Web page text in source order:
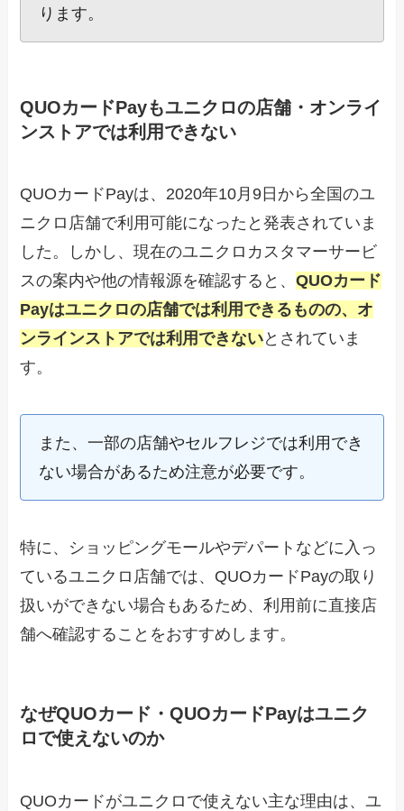
ります。
QUOカードPayもユニクロの店舗・オンライ
ンストアでは利用できない
QUOカードPayは、2020年10月9日から全国のユ
ニクロ店舗で利用可能になったと発表されていま
した。しかし、現在のユニクロカスタマーサービ
スの案内や他の情報源を確認すると、QUOカード
Payはユニクロの店舗では利用できるものの、オ
ンラインストアでは利用できないとされていま
す。
また、一部の店舗やセルフレジでは利用でき
ない場合があるため注意が必要です。
特に、ショッピングモールやデパートなどに入っ
ているユニクロ店舗では、QUOカードPayの取り
扱いができない場合もあるため、利用前に直接店
舗へ確認することをおすすめします。
なぜQUOカード・QUOカードPayはユニク
ロで使えないのか
QUOカードがユニクロで使えない主な理由は、ユ